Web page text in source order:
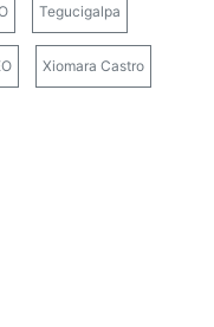
Tegucigalpa
Xiomara Castro